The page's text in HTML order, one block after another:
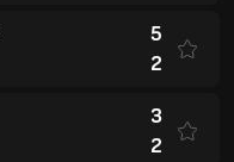
5
2
3
2